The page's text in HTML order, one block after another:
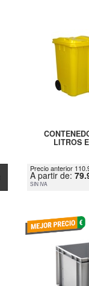
LITROS
Precio anterior
A partir de:
SIN IVA